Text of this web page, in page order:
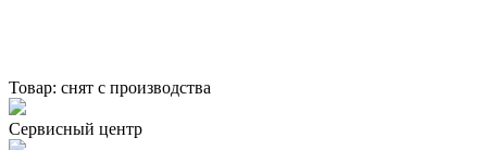
Товар: снят с производства
Сервисный центр